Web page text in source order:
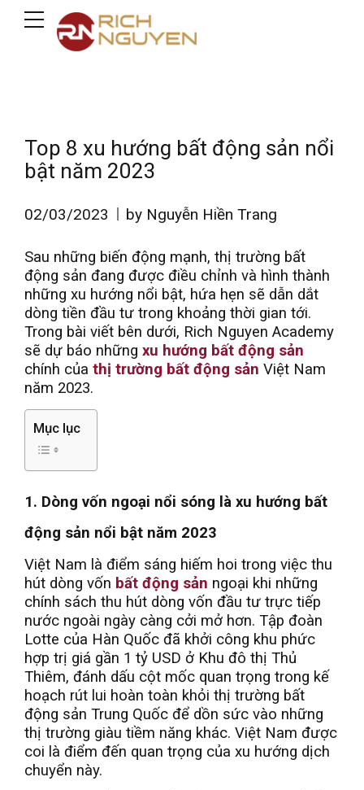
Top 8 xu hướng bất động sản nổi
bật năm 2023
02/03/2023 by Nguyễn Hiền Trang
Sau những biến động mạnh, thị trường bất
động sản đang được điều chỉnh và hình thành
những xu hướng nổi bật, hứa hẹn sẽ dẫn dắt
dòng tiền đầu tư trong khoảng thời gian tới.
Trong bài viết bên dưới, Rich Nguyen Academy
sẽ dự báo những xu hướng bất động sản
chính của thị trường bất động sản Việt Nam
năm 2023.
Mục lục
1. Dòng vốn ngoại nổi sóng là xu hướng bất
động sản nổi bật năm 2023
Việt Nam là điểm sáng hiếm hoi trong việc thu
hút dòng vốn bất động sản ngoại khi những
chính sách thu hút dòng vốn đầu tư trực tiếp
nước ngoài ngày càng cởi mở hơn. Tập đoàn
Lotte của Hàn Quốc đã khởi công khu phức
hợp trị giá gần 1 tỷ USD ở Khu đô thị Thủ
Thiêm, đánh dấu cột mốc quan trọng trong kế
hoạch rút lui hoàn toàn khỏi thị trường bất
động sản Trung Quốc để dồn sức vào những
thị trường giàu tiềm năng khác. Việt Nam được
coi là điểm đến quan trọng của xu hướng dịch
chuyển này.